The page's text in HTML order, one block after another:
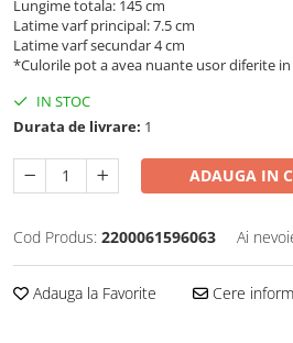
Lungime totala: 145 cm
Latime varf principal: 7.5 cm
Latime varf secundar 4 cm
*Culorile pot a avea nuante usor diferite
IN STOC
Durata de livrare: 1
ADAUGA IN
Cod Produs: 2200061596063 Ai
Adauga la Favorite Cere